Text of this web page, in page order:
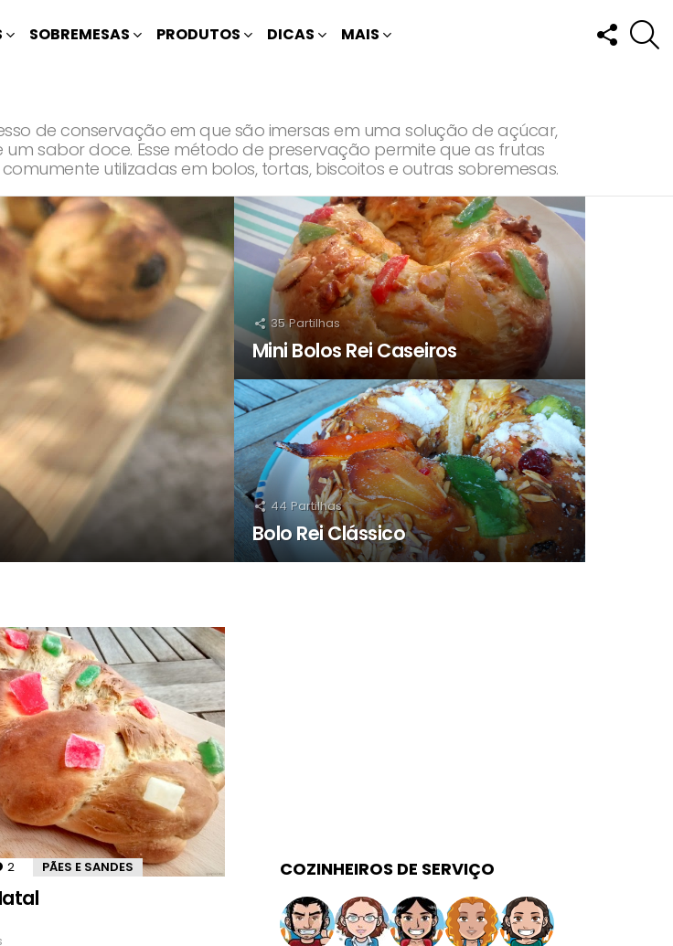
SOBREMESAS PRODUTOS DICAS MAIS
FOLLOW
US
de conservação em que são imersas em uma solução de açúcar,
sabor doce. Esse método de preservação permite que as frutas
utilizadas em bolos, tortas, biscoitos e outras sobremesas.
35 Partilhas
Mini Bolos Rei Caseiros
44 Partilhas
Bolo Rei Clássico
2 Comentários
PÃES E SANDES COZINHEIROS DE SERVIÇO